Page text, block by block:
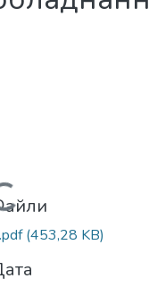
(453,28 KB)